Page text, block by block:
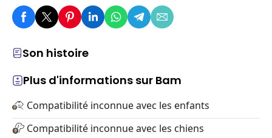
Son histoire
Plus d'informations sur Bam
Compatibilité inconnue avec les enfants
Compatibilité inconnue avec les chiens